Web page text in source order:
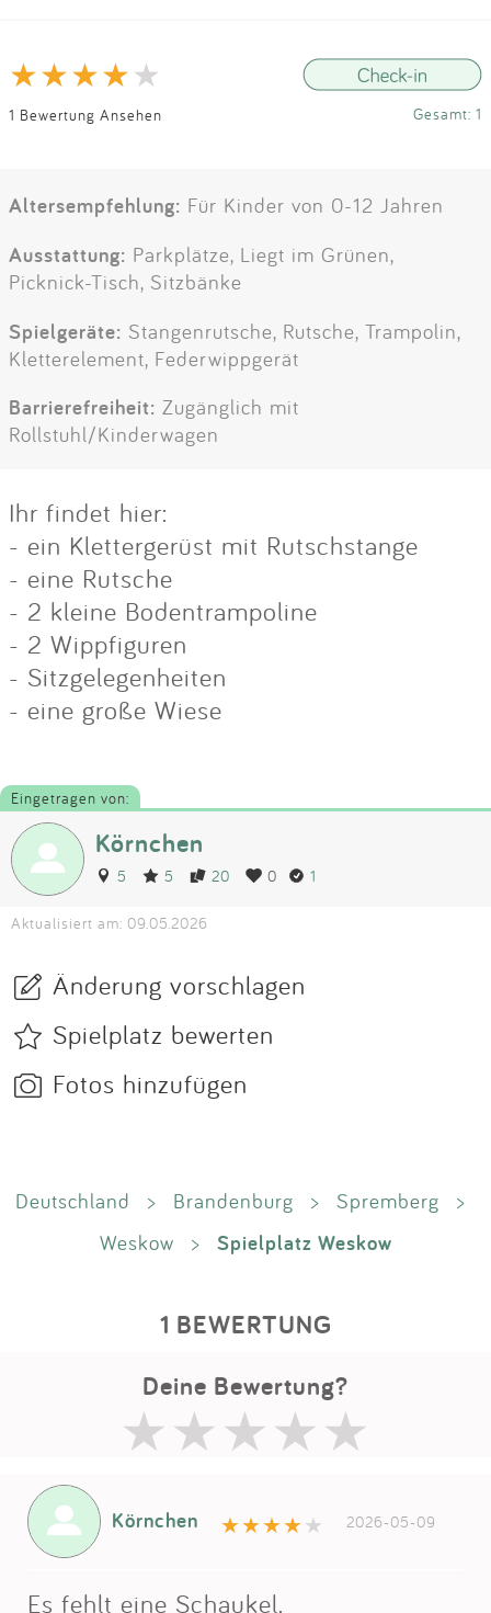
1 Bewertung Ansehen Gesamt: 1
Altersempfehlung: Für Kinder von 0-12 Jahren
Ausstattung: Parkplätze, Liegt im Grünen,
Picknick-Tisch, Sitzbänke
Spielgeräte: Stangenrutsche, Rutsche, Trampolin,
Kletterelement, Federwippgerät
Barrierefreiheit: Zugänglich mit
Rollstuhl/Kinderwagen
Ihr findet hier:
- ein Klettergerüst mit Rutschstange
- eine Rutsche
- 2 kleine Bodentrampoline
- 2 Wippfiguren
- Sitzgelegenheiten
- eine große Wiese
Eingetragen von:
Körnchen
5 5 20 0 1
Aktualisiert am: 09.05.2026
Änderung vorschlagen
Spielplatz bewerten
Fotos hinzufügen
Deutschland > Brandenburg > Spremberg
>
Weskow
> Spielplatz Weskow
1 BEWERTUNG
Deine Bewertung?
Körnchen 2026-05-09
Es fehlt eine Schaukel.